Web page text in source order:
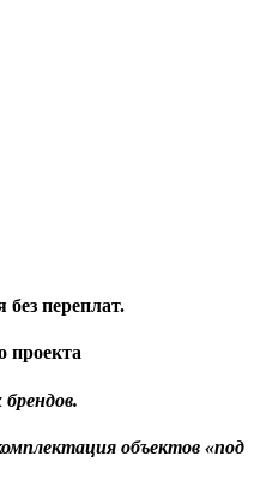
без переплат.
проекта
объектов «под